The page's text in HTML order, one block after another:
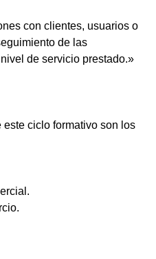
con clientes, usuarios o
de las
de servicio prestado.»
ciclo formativo son los